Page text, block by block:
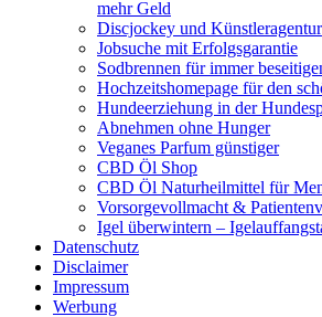
mehr Geld
Discjockey und Künstleragentur
Jobsuche mit Erfolgsgarantie
Sodbrennen für immer
Hochzeitshomepage für den
Hundeerziehung in der
Abnehmen ohne Hunger
Veganes Parfum günstiger
CBD Öl Shop
CBD Öl Naturheilmittel für
Vorsorgevollmacht &
Igel überwintern –
Datenschutz
Disclaimer
Impressum
Werbung